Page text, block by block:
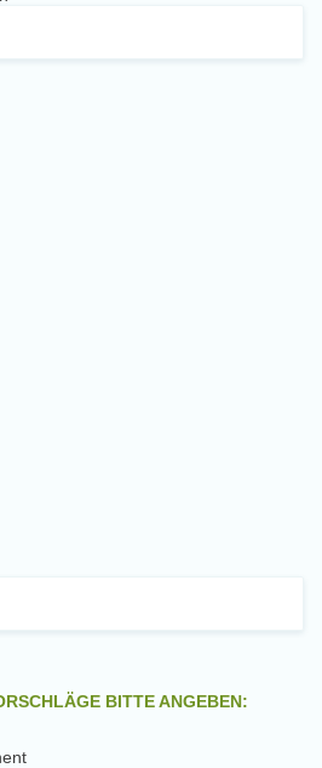
BITTE ANGEBEN: